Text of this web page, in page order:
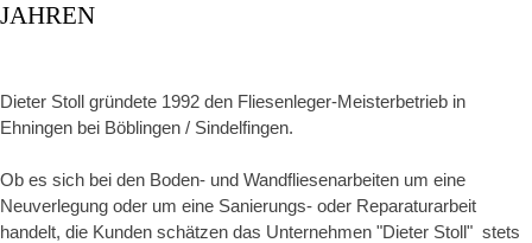
JAHREN
Dieter Stoll gründete 1992 den Fliesenleger-Meisterbetrieb in
Ehningen bei Böblingen / Sindelfingen.
Ob es sich bei den Boden- und Wandfliesenarbeiten um eine
Neuverlegung oder um eine Sanierungs- oder Reparaturarbeit
handelt, die Kunden schätzen das Unternehmen "Dieter Stoll" stets